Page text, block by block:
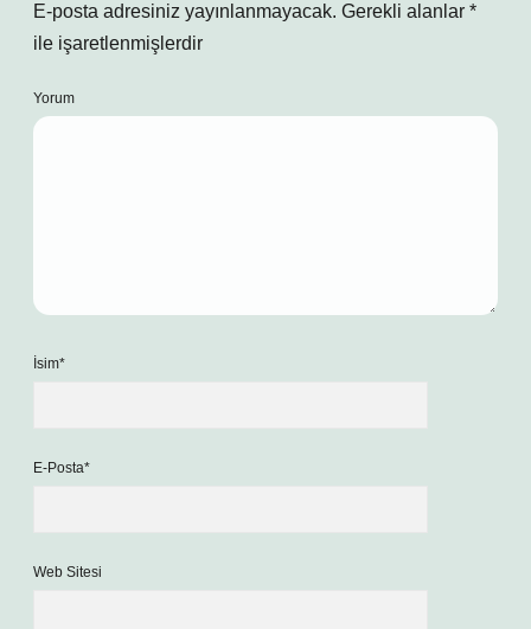
E-posta adresiniz yayınlanmayacak. Gerekli alanlar *
ile işaretlenmişlerdir
Yorum
İsim*
E-Posta*
Web Sitesi